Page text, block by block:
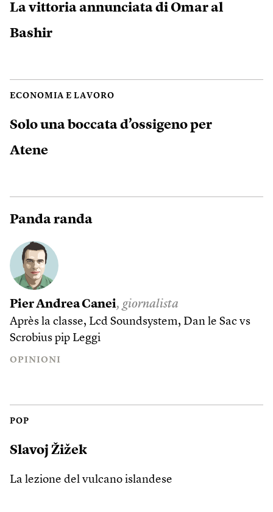
La vittoria annunciata di Omar al
Bashir
ECONOMIA E LAVORO
Solo una boccata d’ossigeno per
Atene
Panda randa
Pier Andrea Canei, giornalista
Après la classe, Lcd Soundsystem, Dan le Sac vs
Scrobius pip Leggi
OPINIONI
POP
Slavoj Žižek
La lezione del vulcano islandese